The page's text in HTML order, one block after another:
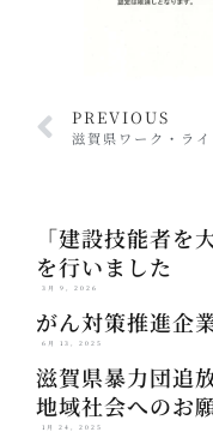
PREVIOUS
「建設技能者を
を行いました
3月 9, 2026
がん対策推進企
6月 13, 2025
滋賀県暴力団追
地域社会へのお
1月 24, 2025